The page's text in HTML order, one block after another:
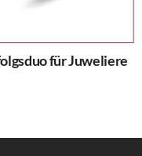
für Juweliere